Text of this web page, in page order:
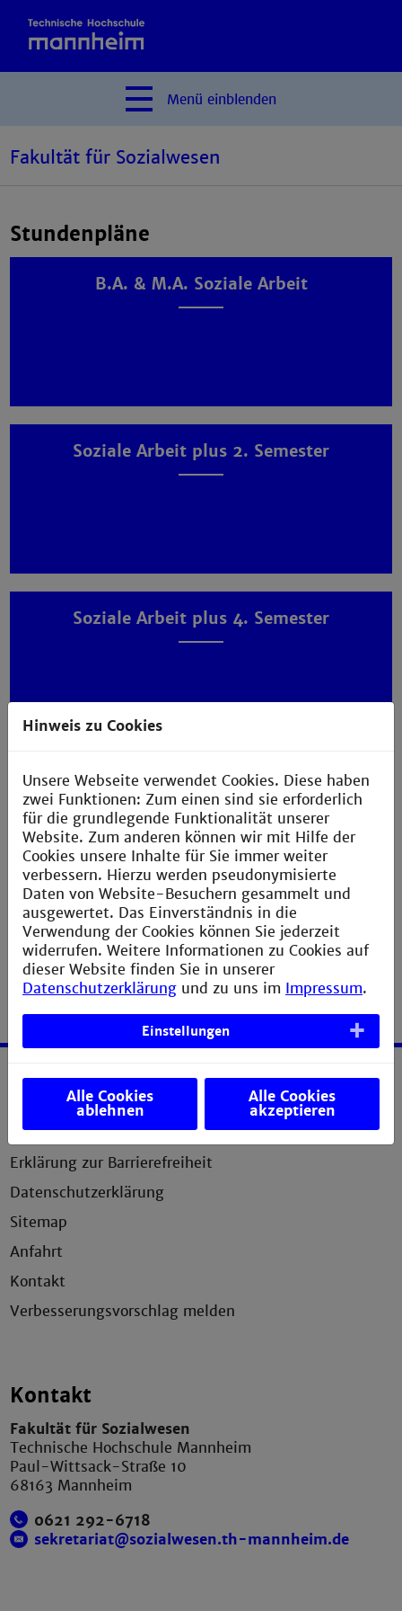
Menü einblenden
Fakultät für Sozialwesen
Stundenpläne
B.A. & M.A. Soziale Arbeit
Soziale Arbeit plus 2. Semester
Soziale Arbeit plus 4. Semester
Soziale Arbeit plus 6. Semester
Service
Impressum
Erklärung zur Barrierefreiheit
Datenschutzerklärung
Sitemap
Anfahrt
Kontakt
Verbesserungsvorschlag melden
Kontakt
Fakultät für Sozialwesen
Technische Hochschule Mannheim
Paul-Wittsack-Straße 10
68163 Mannheim
0621 292-6718
sekretariat@sozialwesen.th-mannheim.de
Hinweis zu Cookies
Unsere Webseite verwendet Cookies. Diese haben
zwei Funktionen: Zum einen sind sie erforderlich
für die grundlegende Funktionalität unserer
Website. Zum anderen können wir mit Hilfe der
Cookies unsere Inhalte für Sie immer weiter
verbessern. Hierzu werden pseudonymisierte
Daten von Website-Besuchern gesammelt und
ausgewertet. Das Einverständnis in die
Verwendung der Cookies können Sie jederzeit
widerrufen. Weitere Informationen zu Cookies auf
dieser Website finden Sie in unserer
Datenschutzerklärung und zu uns im Impressum.
Einstellungen
Alle Cookies
ablehnen
Alle Cookies
akzeptieren